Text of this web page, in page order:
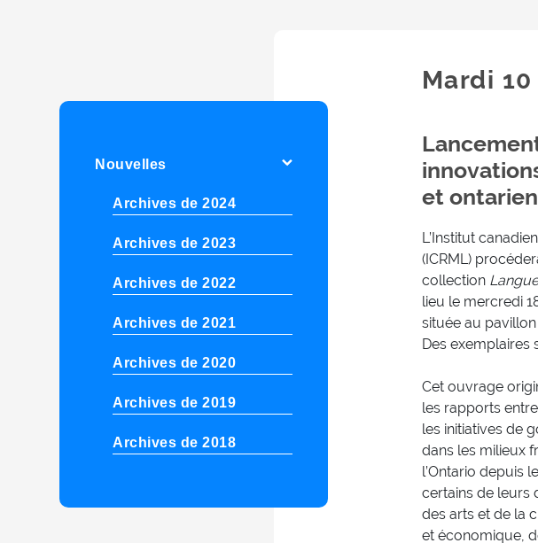
Nouvelles
Archives de 2024
Archives de 2023
Archives de 2022
Archives de 2021
Archives de 2020
Archives de 2019
Archives de 2018
Mardi 10
et
L’Institut
(ICRML)
collection
lieu le mercredi
située au
Des exemplaires
Cet ouvrage
les rapports
les initiatives de
dans les milieux
l’Ontario depuis
certains de leurs
des arts et de la
et économique,